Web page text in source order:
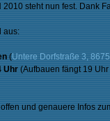
2010 steht nun fest. Dank
aus:
(Untere Dorfstraße 3,
Uhr (Aufbauen fängt 19
und genauere Infos